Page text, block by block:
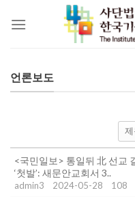
언론보도
<국민일보> 통일뒤 北 선교
‘첫발’: 새문안교회서 3..
admin3 2024-05-28 108